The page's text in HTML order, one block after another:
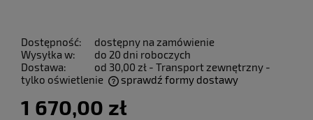
Dostępność:
dostępny na zamówienie
Wysyłka w:
do 20 dni roboczych
Dostawa:
od 30,00 zł - Transport zewnętrzny -
tylko oświetlenie
sprawdź formy dostawy
1 670,00 zł